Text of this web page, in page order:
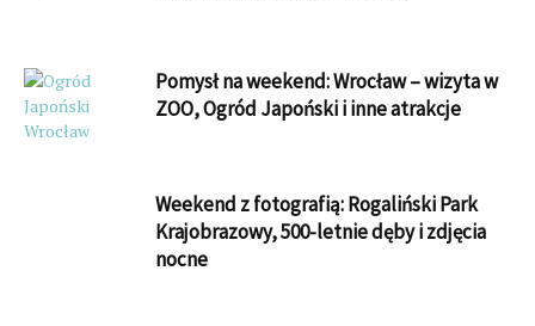
Pomysł na weekend: Wrocław – wizyta w
ZOO, Ogród Japoński i inne atrakcje
Weekend z fotografią: Rogaliński Park
Krajobrazowy, 500-letnie dęby i zdjęcia
nocne